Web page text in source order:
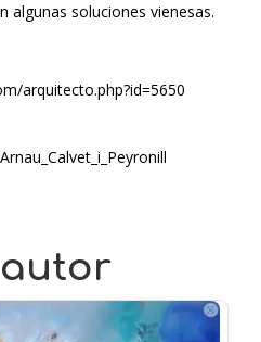
algunas soluciones vienesas.
arquitecto.php?id=5650